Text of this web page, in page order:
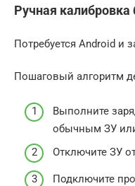
Ручная калибровка
Потребуется Android и
Пошаговый алгоритм
Выполните
обычным ЗУ
Отключите ЗУ
Подключите